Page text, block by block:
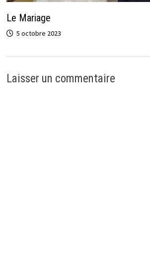
Le Mariage
5 octobre 2023
Laisser un commentaire